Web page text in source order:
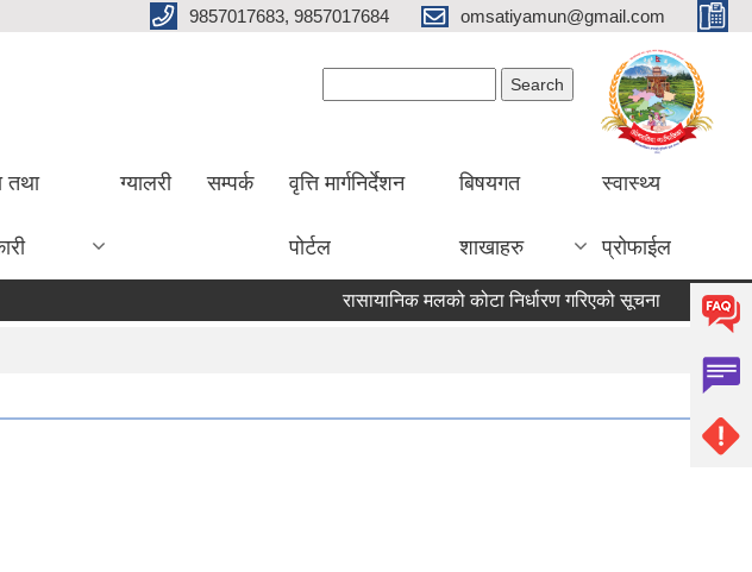
9857017683, 9857017684 omsatiyamun@gmail.com
तथा ग्यालरी सम्पर्क वृत्ति मार्गनिर्देशन
पोर्टल
बिषयगत
शाखाहरु
स्वास्थ्य
प्रोफाईल
रासायानिक मलको कोटा निर्धारण गरिएको सूचना १९ औं